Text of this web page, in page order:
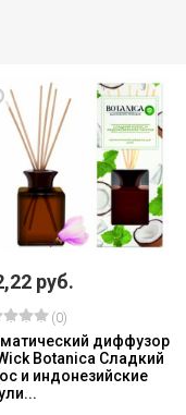
руб.
(0)
диффузор
Botanica Сладкий
и индонезийские